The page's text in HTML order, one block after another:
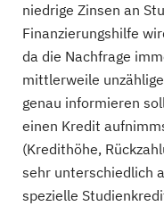
niedrige Zinsen an
Finanzierungshilfe
da die Nachfrage
mittlerweile
genau informieren
einen Kredit
(Kredithöhe,
sehr unterschiedlich
spezielle